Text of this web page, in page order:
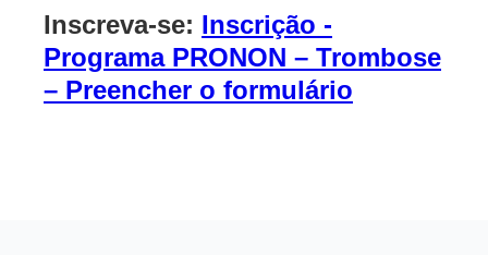
Inscreva-se: Inscrição -
Programa PRONON – Trombose
– Preencher o formulário